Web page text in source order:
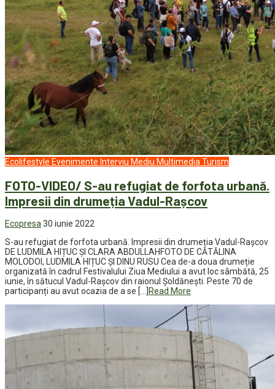
Ecolifestyle Evenimente Interviu Mediu Multimedia Turism
FOTO-VIDEO/ S-au refugiat de forfota urbană.
Impresii din drumeția Vadul-Rașcov
Ecopresa 30 iunie 2022
S-au refugiat de forfota urbană. Impresii din drumeția Vadul-Rașcov
DE LUDMILA HIȚUC ȘI CLARA ABDULLAHFOTO DE CĂTĂLINA
MOLODOI, LUDMILA HIȚUC ȘI DINU RUSU Cea de-a doua drumeție
organizată în cadrul Festivalului Ziua Mediului a avut loc sâmbătă, 25
iunie, în sătucul Vadul-Rașcov din raionul Șoldănești. Peste 70 de
participanți au avut ocazia de a se […]
Read More